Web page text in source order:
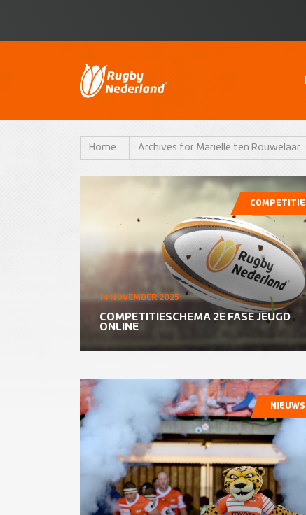
Home Archives for Marielle ten Rouwelaar
14 NOVEMBER 2025
COMPETITIESCHEMA 2E FASE JEUGD
ONLINE
COMPETITIE
NIEUWS